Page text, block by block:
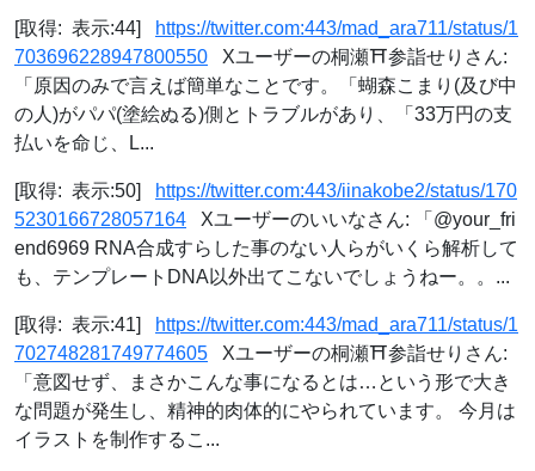
[取得: 表示:44]
https://twitter.com:443/mad_ara711/status/1
703696228947800550 Xユーザーの桐瀬⛩参詣せりさん:
「原因のみで言えば簡単なことです。「蝴森こまり(及び中
の人)がパパ(塗絵ぬる)側とトラブルがあり、「33万円の支
払いを命じ、L...
[取得: 表示:50]
https://twitter.com:443/iinakobe2/status/170
5230166728057164 Xユーザーのいいなさん: 「@your_fri
end6969 RNA合成すらした事のない人らがいくら解析して
も、テンプレートDNA以外出てこないでしょうねー。。...
[取得: 表示:41]
https://twitter.com:443/mad_ara711/status/1
702748281749774605 Xユーザーの桐瀬⛩参詣せりさん:
「意図せず、まさかこんな事になるとは…という形で大き
な問題が発生し、精神的肉体的にやられています。 今月は
イラストを制作するこ...